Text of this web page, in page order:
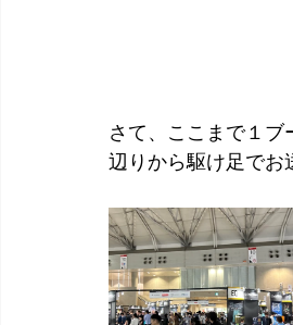
さて、ここまで１
辺りから駆け足でお